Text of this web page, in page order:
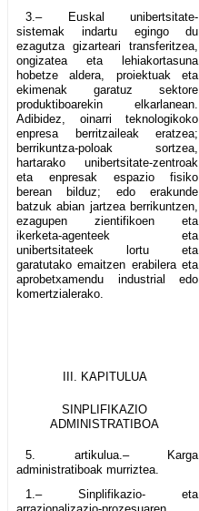
3.– Euskal unibertsitate-
sistemak indartu egingo du
ezagutza gizarteari transferitzea,
ongizatea eta lehiakortasuna
hobetze aldera, proiektuak eta
ekimenak garatuz sektore
produktiboarekin elkarlanean.
Adibidez, oinarri teknologikoko
enpresa berritzaileak eratzea;
berrikuntza-poloak sortzea,
hartarako unibertsitate-zentroak
eta enpresak espazio fisiko
berean bilduz; edo erakunde
batzuk abian jartzea berrikuntzen,
ezagupen zientifikoen eta
ikerketa-agenteek eta
unibertsitateek lortu eta
garatutako emaitzen erabilera eta
aprobetxamendu industrial edo
komertzialerako.
III. KAPITULUA
SINPLIFIKAZIO
ADMINISTRATIBOA
5. artikulua.– Karga
administratiboak murriztea.
1.– Sinplifikazio- eta